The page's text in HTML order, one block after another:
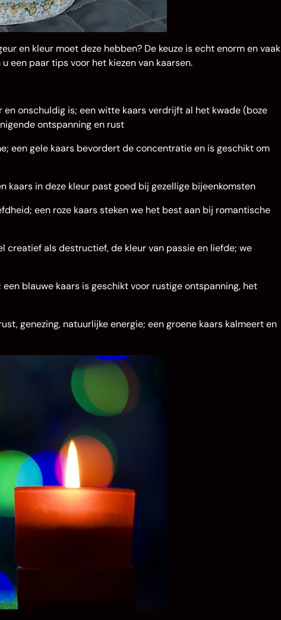
en kleur moet deze hebben? De keuze is echt enorm en vaak
een paar tips voor het kiezen van kaarsen.
onschuldig is; een witte kaars verdrijft al het kwade (boze
ontspanning en rust
een gele kaars bevordert de concentratie en is geschikt om
kaars in deze kleur past goed bij gezellige bijeenkomsten
een roze kaars steken we het best aan bij romantische
creatief als destructief, de kleur van passie en liefde; we
blauwe kaars is geschikt voor rustige ontspanning, het
genezing, natuurlijke energie; een groene kaars kalmeert en